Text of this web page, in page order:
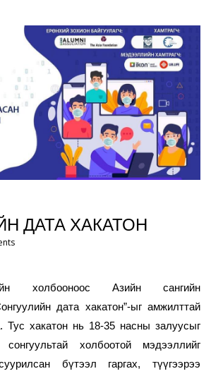
ДАТА ХАКАТОН
холбооноос Азийн сангийн
дата хакатон”-ыг амжилттай
Тус хакатон нь 18-35 насны залуусыг
холбоотой мэдээллийг
бүтээл гаргах, түүгээрээ